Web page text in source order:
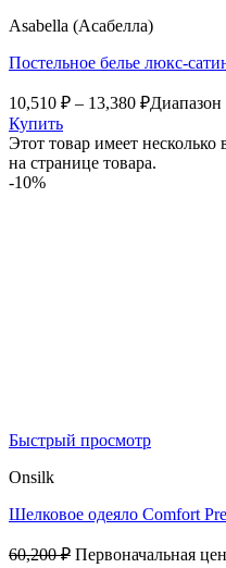
Asabella (Асабелла)
Постельное белье люкс-
10,510 ₽ – 13,380 ₽
Купить
Этот товар имеет
на странице товара.
-10%
Быстрый просмотр
Onsilk
Шелковое одеяло Comfort
60,200₽ Первоначальная